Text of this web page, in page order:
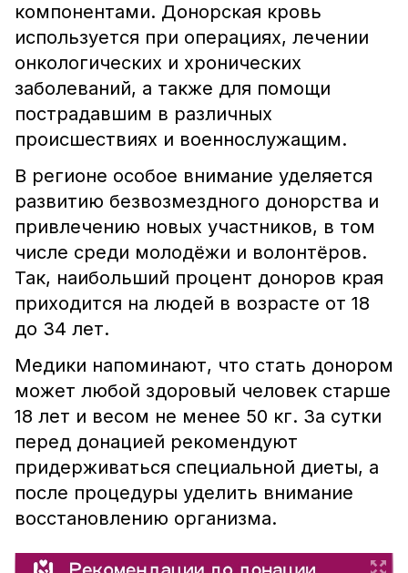
компонентами. Донорская кровь
используется при операциях, лечении
онкологических и хронических
заболеваний, а также для помощи
пострадавшим в различных
происшествиях и военнослужащим.
В регионе особое внимание уделяется
развитию безвозмездного донорства и
привлечению новых участников, в том
числе среди молодёжи и волонтёров.
Так, наибольший процент доноров края
приходится на людей в возрасте от 18
до 34 лет.
Медики напоминают, что стать донором
может любой здоровый человек старше
18 лет и весом не менее 50 кг. За сутки
перед донацией рекомендуют
придерживаться специальной диеты, а
после процедуры уделить внимание
восстановлению организма.